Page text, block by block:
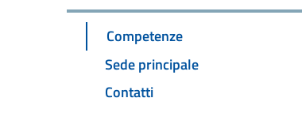
Competenze
Sede principale
Contatti